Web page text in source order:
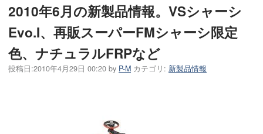
2010年6月の新製品情報。VSシャーシ
Evo.I、再販スーパーFMシャーシ限定
色、ナチュラルFRPなど
投稿日:2010年4月29日 00:20 by P-M カテゴリ: 新製品情報